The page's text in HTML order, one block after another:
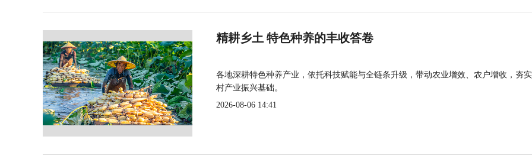
精耕乡土 特色种养的丰收答卷
各地深耕特色种养产业，依托科技赋能与全链条升级，带动农业增效、农户增收，夯
村产业振兴基础。
2026-08-06 14:41